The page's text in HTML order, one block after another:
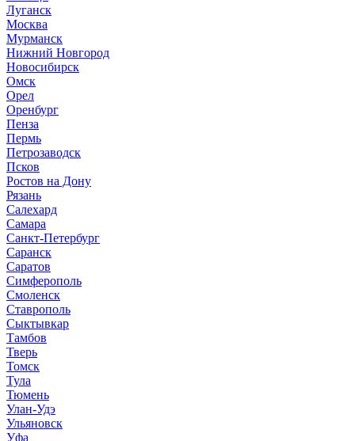
Луганск
Москва
Мурманск
Нижний Новгород
Новосибирск
Омск
Орел
Оренбург
Пенза
Пермь
Петрозаводск
Псков
Ростов на Дону
Рязань
Салехард
Самара
Санкт-Петербург
Саранск
Саратов
Симферополь
Смоленск
Ставрополь
Сыктывкар
Тамбов
Тверь
Томск
Тула
Тюмень
Улан-Удэ
Ульяновск
Уфа